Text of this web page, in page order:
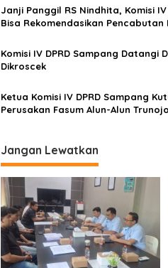
Janji Panggil RS Nindhita, Komisi IV
Bisa Rekomendasikan Pencabutan
Komisi IV DPRD Sampang Datangi
Dikroscek
Ketua Komisi IV DPRD Sampang
Perusakan Fasum Alun-Alun
Jangan Lewatkan